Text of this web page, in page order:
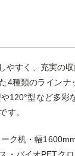
やすく、充実の
4種類のライン
120°型など多
す。
ク机・幅